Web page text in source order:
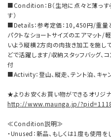
■Condition：B（生地に点々と薄っ
す）
■Details：参考定価：10,450円/重量
パクトなショートサイズのエアマッ
いよう縦横2方向の肉抜き加工を施し
どで活躍します/収納スタッフバッグ、コ
付
■Activity：登山、縦走、テント泊、キャ
★よりお安くお買い物ができるオリジ
http://www.maunga.jp/
≪Condition説明≫
・Unused：新品、もしくは1度も使用を